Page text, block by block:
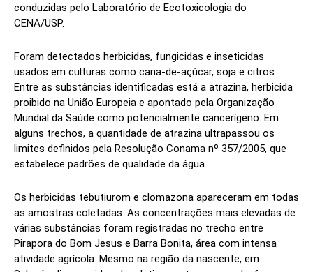
conduzidas pelo Laboratório de Ecotoxicologia do
CENA/USP.
Foram detectados herbicidas, fungicidas e inseticidas
usados em culturas como cana-de-açúcar, soja e citros.
Entre as substâncias identificadas está a atrazina, herbicida
proibido na União Europeia e apontado pela Organização
Mundial da Saúde como potencialmente cancerígeno. Em
alguns trechos, a quantidade de atrazina ultrapassou os
limites definidos pela Resolução Conama nº 357/2005, que
estabelece padrões de qualidade da água.
Os herbicidas tebutiurom e clomazona apareceram em todas
as amostras coletadas. As concentrações mais elevadas de
várias substâncias foram registradas no trecho entre
Pirapora do Bom Jesus e Barra Bonita, área com intensa
atividade agrícola. Mesmo na região da nascente, em